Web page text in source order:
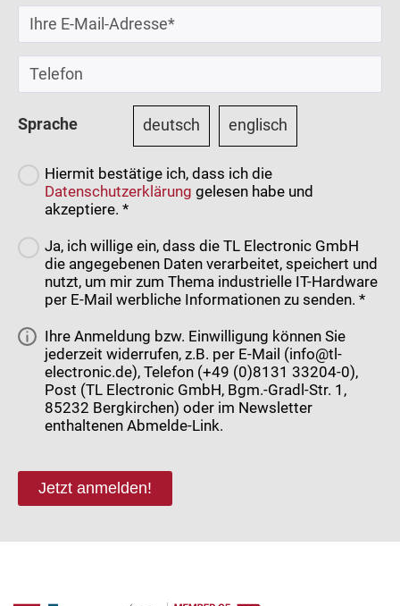
Sprache deutsch englisch
Hiermit bestätige ich, dass ich die
Datenschutzerklärung gelesen habe und
akzeptiere. *
Ja, ich willige ein, dass die TL Electronic GmbH
die angegebenen Daten verarbeitet, speichert und
nutzt, um mir zum Thema industrielle IT-Hardware
per E-Mail werbliche Informationen zu senden. *
Ihre Anmeldung bzw. Einwilligung können Sie
jederzeit widerrufen, z.B. per E-Mail (info@tl-
electronic.de), Telefon (+49 (0)8131 33204-0),
Post (TL Electronic GmbH, Bgm.-Gradl-Str. 1,
85232 Bergkirchen) oder im Newsletter
enthaltenen Abmelde-Link.
Jetzt anmelden!